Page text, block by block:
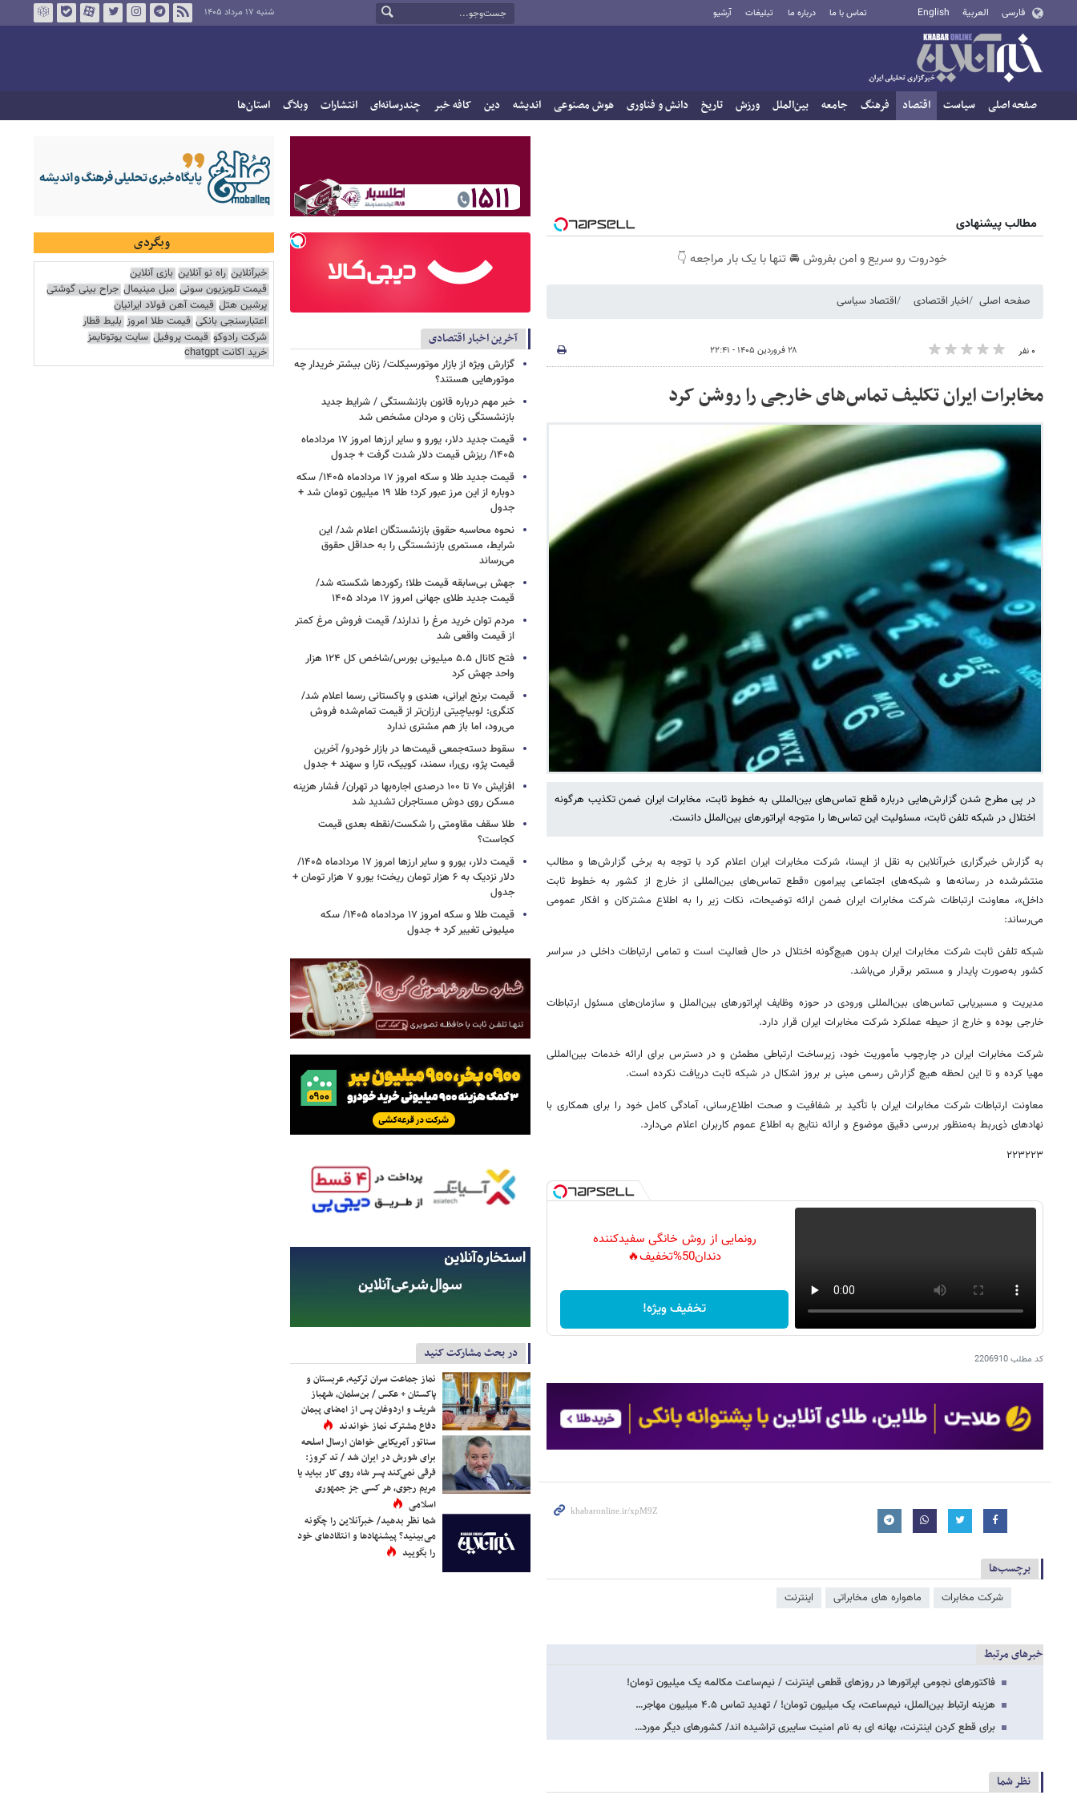
فارسی العربية English تماس با ما درباره ما تبلیغات آرشیو شنبه ۱۷ مرداد ۱۴۰۵
صفحه اصلی سیاست اقتصاد فرهنگ جامعه بین‌الملل ورزش تاریخ دانش و فناوری هوش مصنوعی اندیشه دین کافه خبر چندرسانه‌ای انتشارات وبلاگ استان‌ها
مطالب پیشنهادی
خودروت رو سریع و امن بفروش 🚘 تنها با یک بار مراجعه 👇
صفحه اصلی اخبار اقتصادی اقتصاد سیاسی
۰ نفر ۲۸ فروردین ۱۴۰۵ - ۲۲:۴۱
مخابرات ایران تکلیف تماس‌های خارجی را روشن کرد
در پی مطرح شدن گزارش‌هایی درباره قطع تماس‌های بین‌المللی به خطوط ثابت، مخابرات ایران ضمن تکذیب هرگونه
اختلال در شبکه تلفن ثابت، مسئولیت این تماس‌ها را متوجه اپراتورهای بین‌الملل دانست.
به گزارش خبرگزاری خبرآنلاین به نقل از ایسنا، شرکت مخابرات ایران اعلام کرد با توجه به برخی گزارش‌ها و مطالب
منتشرشده در رسانه‌ها و شبکه‌های اجتماعی پیرامون «قطع تماس‌های بین‌المللی از خارج از کشور به خطوط ثابت
داخل»، معاونت ارتباطات شرکت مخابرات ایران ضمن ارائه توضیحات، نکات زیر را به اطلاع مشترکان و افکار عمومی
می‌رساند:
شبکه تلفن ثابت شرکت مخابرات ایران بدون هیچ‌گونه اختلال در حال فعالیت است و تمامی ارتباطات داخلی در سراسر
کشور به‌صورت پایدار و مستمر برقرار می‌باشد.
مدیریت و مسیریابی تماس‌های بین‌المللی ورودی در حوزه وظایف اپراتورهای بین‌الملل و سازمان‌های مسئول ارتباطات
خارجی بوده و خارج از حیطه عملکرد شرکت مخابرات ایران قرار دارد.
شرکت مخابرات ایران در چارچوب مأموریت خود، زیرساخت ارتباطی مطمئن و در دسترس برای ارائه خدمات بین‌المللی
مهیا کرده و تا این لحظه هیچ گزارش رسمی مبنی بر بروز اشکال در شبکه ثابت دریافت نکرده است.
معاونت ارتباطات شرکت مخابرات ایران با تأکید بر شفافیت و صحت اطلاع‌رسانی، آمادگی کامل خود را برای همکاری با
نهادهای ذی‌ربط به‌منظور بررسی دقیق موضوع و ارائه نتایج به اطلاع عموم کاربران اعلام می‌دارد.
۲۲۳۲۲۳
رونمایی از روش خانگی سفیدکننده
دندان50%تخفیف🔥
تخفیف ویژه!
کد مطلب2206910
برچسب‌ها
شرکت مخابرات ماهواره های مخابراتی اینترنت
خبرهای مرتبط
فاکتورهای نجومی اپراتورها در روزهای قطعی اینترنت / نیم‌ساعت مکالمه یک میلیون تومان!
هزینه ارتباط بین‌الملل، نیم‌ساعت، یک میلیون تومان! / تهدید تماس ۴.۵ میلیون مهاجر…
برای قطع کردن اینترنت، بهانه ای به نام امنیت سایبری تراشیده اند/ کشورهای دیگر مورد…
نظر شما
آخرین اخبار اقتصادی
گزارش ویژه از بازار موتورسیکلت/ زنان بیشتر خریدار چه
موتورهایی هستند؟
خبر مهم درباره قانون بازنشستگی / شرایط جدید
بازنشستگی زنان و مردان مشخص شد
قیمت جدید دلار، یورو و سایر ارزها امروز ۱۷ مردادماه
۱۴۰۵/ ریزش قیمت دلار شدت گرفت + جدول
قیمت جدید طلا و سکه امروز ۱۷ مردادماه ۱۴۰۵/ سکه
دوباره از این مرز عبور کرد؛ طلا ۱۹ میلیون تومان شد +
جدول
نحوه محاسبه حقوق بازنشستگان اعلام شد/ این
شرایط، مستمری بازنشستگی را به حداقل حقوق
می‌رساند
جهش بی‌سابقه قیمت طلا؛ رکوردها شکسته شد/
قیمت جدید طلای جهانی امروز ۱۷ مرداد ۱۴۰۵
مردم توان خرید مرغ را ندارند/ قیمت فروش مرغ کمتر
از قیمت واقعی شد
فتح کانال ۵.۵ میلیونی بورس/شاخص کل ۱۲۴ هزار
واحد جهش کرد
قیمت برنج ایرانی، هندی و پاکستانی رسما اعلام شد/
کنگری: لوبیاچیتی ارزان‌تر از قیمت تمام‌شده فروش
می‌رود، اما باز هم مشتری ندارد
سقوط دسته‌جمعی قیمت‌ها در بازار خودرو/ آخرین
قیمت پژو، ری‌را، سمند، کوییک، تارا و سهند + جدول
افزایش ۷۰ تا ۱۰۰ درصدی اجاره‌بها در تهران/ فشار هزینه
مسکن روی دوش مستاجران تشدید شد
طلا سقف مقاومتی را شکست/نقطه بعدی قیمت
کجاست؟
قیمت دلار، یورو و سایر ارزها امروز ۱۷ مردادماه ۱۴۰۵/
دلار نزدیک به ۶ هزار تومان ریخت؛ یورو ۷ هزار تومان +
جدول
قیمت طلا و سکه امروز ۱۷ مردادماه ۱۴۰۵/ سکه
میلیونی تغییر کرد + جدول
در بحث مشارکت کنید
نماز جماعت سران ترکیه، عربستان و
پاکستان + عکس / بن‌سلمان، شهباز
شریف و اردوغان پس از امضای پیمان
دفاع مشترک نماز خواندند
سناتور آمریکایی خواهان ارسال اسلحه
برای شورش در ایران شد / تد کروز:
فرقی نمی‌کند پسر شاه روی کار بیاید یا
مریم رجوی، هر کسی جز جمهوری
اسلامی
شما نظر بدهید/ خبرآنلاین را چگونه
می‌بینید؟ پیشنهادها و انتقادهای خود
را بگویید
وبگردی
خبرآنلاین راه نو آنلاین بازی آنلاین
قیمت تلویزیون سونی مبل مینیمال جراح بینی گوشتی
پرشین هتل قیمت آهن فولاد ایرانیان
اعتبارسنجی بانکی قیمت طلا امروز بلیط قطار
شرکت رادوکو قیمت پروفیل سایت یوتوتایمز
خرید اکانت chatgpt